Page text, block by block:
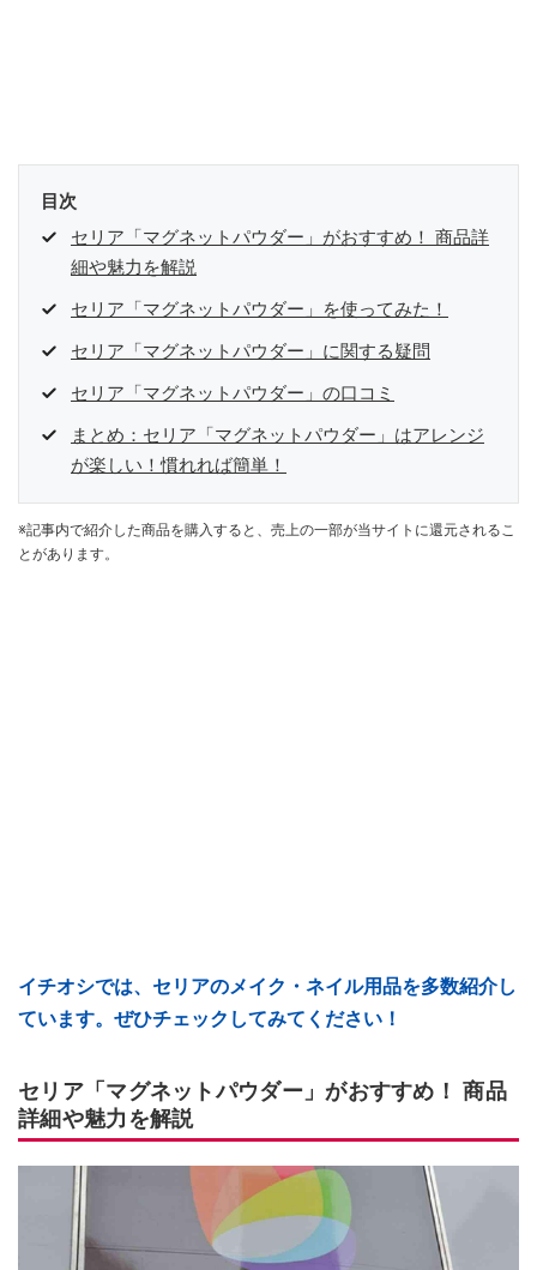
目次
セリア「マグネットパウダー」がおすすめ！ 商品詳
細や魅力を解説
セリア「マグネットパウダー」を使ってみた！
セリア「マグネットパウダー」に関する疑問
セリア「マグネットパウダー」の口コミ
まとめ：セリア「マグネットパウダー」はアレンジ
が楽しい！慣れれば簡単！
※記事内で紹介した商品を購入すると、売上の一部が当サイトに還元されるこ
とがあります。
イチオシでは、セリアのメイク・ネイル用品を多数紹介し
ています。ぜひチェックしてみてください！
セリア「マグネットパウダー」がおすすめ！ 商品
詳細や魅力を解説